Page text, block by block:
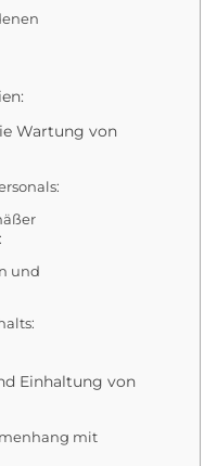
Wartung von
und
Einhaltung von
mit